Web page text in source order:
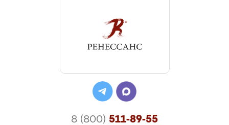
8 (800) 511-89-55